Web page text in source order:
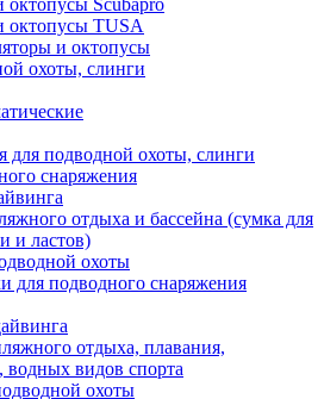
октопусы Scubapro
октопусы TUSA
и октопусы
охоты, слинги
для подводной охоты, слинги
снаряжения
отдыха и бассейна (сумка для
и ластов)
охоты
для подводного снаряжения
отдыха, плавания,
водных видов спорта
охоты